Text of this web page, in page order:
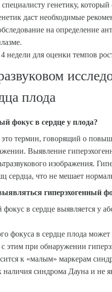
генетику,
даст необходимые
на определение
недели для оценки темпов
плода
фокус в сердце у плода?
термин, говорящий о
Выявление
изображения.
сердца, что не мешает
гиперэхогенный
фокус в сердце выявляется у
фокуса в сердце плода
этим при обнаружении
к «малым» маркерам
синдрома Дауна и не